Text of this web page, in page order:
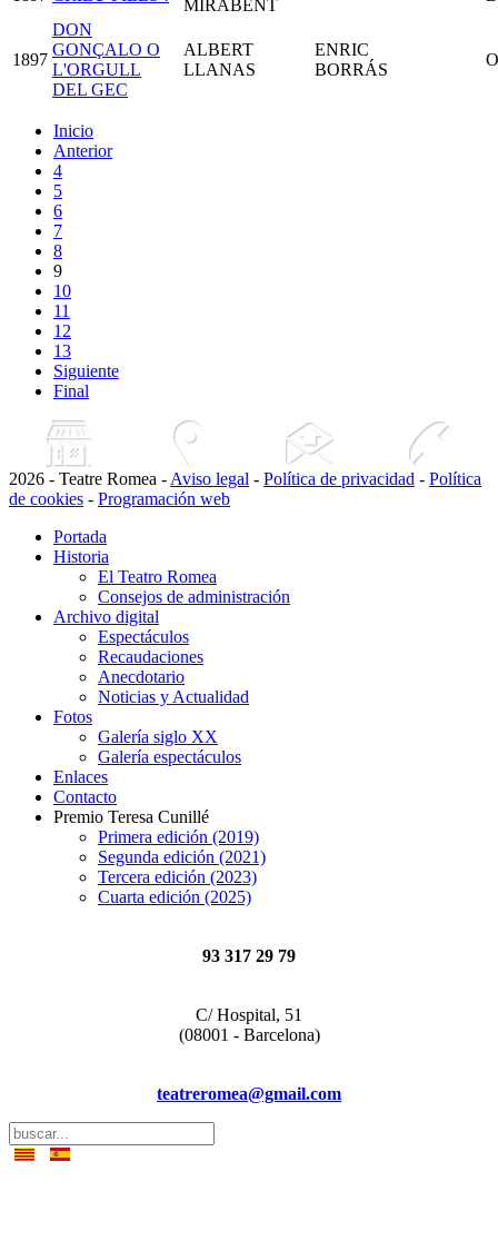
MIRABENT
1897
DON
GONÇALO O
L'ORGULL
DEL GEC
ALBERT
LLANAS
ENRIC
BORRÁS
Inicio
Anterior
4
5
6
7
8
9
10
11
12
13
Siguiente
Final
2026 - Teatre Romea - Aviso legal - Política de privacidad - Política
de cookies - Programación web
Portada
Historia
El Teatro Romea
Consejos de administración
Archivo digital
Espectáculos
Recaudaciones
Anecdotario
Noticias y Actualidad
Fotos
Galería siglo XX
Galería espectáculos
Enlaces
Contacto
Premio Teresa Cunillé
Primera edición (2019)
Segunda edición (2021)
Tercera edición (2023)
Cuarta edición (2025)
93 317 29 79
C/ Hospital, 51
(08001 - Barcelona)
teatreromea@gmail.com